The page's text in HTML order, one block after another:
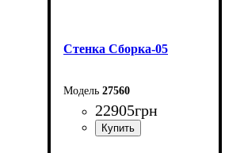
Стенка Сборка-05
27560
22905грн